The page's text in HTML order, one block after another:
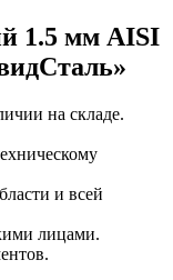
1.5 мм AISI
на складе.
и всей
лицами.